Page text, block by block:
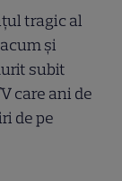
tragic al
și
subit
care ani de
de pe